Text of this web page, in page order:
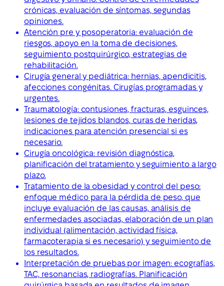
crónicas, evaluación de síntomas, segundas
opiniones.
Atención pre y posoperatoria: evaluación de
riesgos, apoyo en la toma de decisiones,
seguimiento postquirúrgico, estrategias de
rehabilitación.
Cirugía general y pediátrica: hernias, apendicitis,
afecciones congénitas. Cirugías programadas y
urgentes.
Traumatología: contusiones, fracturas, esguinces,
lesiones de tejidos blandos, curas de heridas,
indicaciones para atención presencial si es
necesario.
Cirugía oncológica: revisión diagnóstica,
planificación del tratamiento y seguimiento a largo
plazo.
Tratamiento de la obesidad y control del peso:
enfoque médico para la pérdida de peso, que
incluye evaluación de las causas, análisis de
enfermedades asociadas, elaboración de un plan
individual (alimentación, actividad física,
farmacoterapia si es necesario) y seguimiento de
los resultados.
Interpretación de pruebas por imagen: ecografías,
TAC, resonancias, radiografías. Planificación